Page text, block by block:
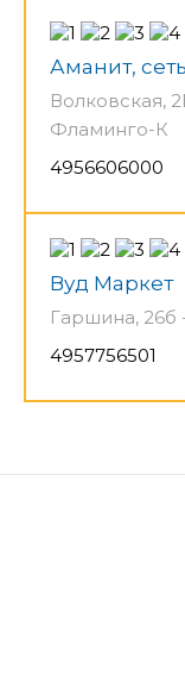
Аманит,
Волковская,
Фламинго-К
4956606000
Вуд Маркет
Гаршина, 26б
4957756501